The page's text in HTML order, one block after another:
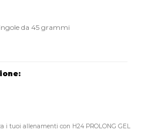
da 45 grammi
tuoi allenamenti con H24 PROLONG GEL